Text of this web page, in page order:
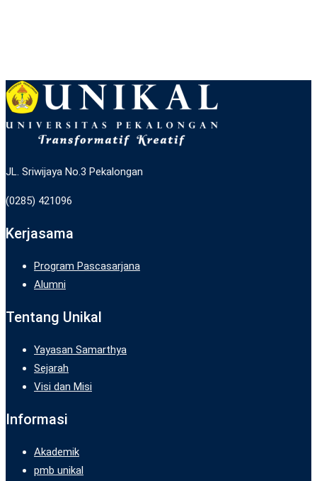
JL. Sriwijaya No.3 Pekalongan
(0285) 421096
Kerjasama
Program Pascasarjana
Alumni
Tentang Unikal
Yayasan Samarthya
Sejarah
Visi dan Misi
Informasi
Akademik
pmb unikal